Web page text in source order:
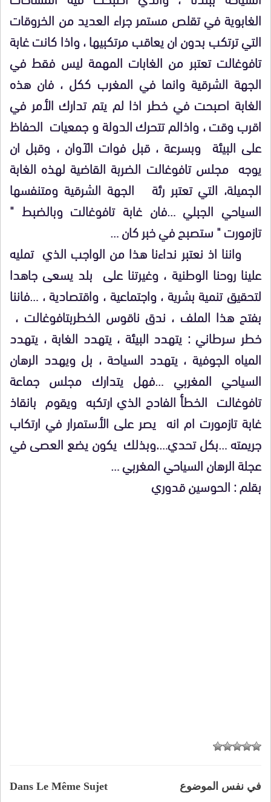
الغابوية في تقلص مستمر جراء العديد من الخروقات
التي ترتكب بدون ان يعاقب مرتكبيها ، واذا كانت غابة
تافوغالت تعتبر من الغابات المهمة ليس فقط في
الجهة الشرقية وانما في المغرب ككل ، فان هذه
الغابة اصبحت في خطر اذا لم يتم تدارك الأمر في
اقرب وقت ، واذالم تتحرك الدولة و جمعيات الحفاظ
على البيئة وبسرعة ، قبل فوات الآوان ، وقبل ان
يوجه مجلس تافوغالت الضربة القاضية لهذه الغابة
الجميلة، التي تعتبر رئة الجهة الشرقية ومتنفسها
السياحي الجبلي …فان غابة تافوغالت وبالضبط "
تازمورت " ستصبح في خبر كان …
واننا اذ نعتبر نداءنا هذا من الواجب الذي تمليه
علينا روحنا الوطنية ، وغيرتنا على بلد يسعى جاهدا
لتحقيق تنمية بشرية ، واجتماعية ، واقتصادية ، …فاننا
بفتح هذا الملف ، ندق ناقوس الخطربتافوغالت ،
خطر سرطاني : يتهدد البيئة ، يتهدد الغابة ، يتهدد
المياه الجوفية ، يتهدد السياحة ، بل ويهدد الرهان
السياحي المغربي …فهل يتدارك مجلس جماعة
تافوغالت الخطأ الفادح الذي ارتكبه ويقوم بانقاذ
غابة تازمورت ام انه يصر على الأستمرار في ارتكاب
جريمته …بكل تحدي….وبذلك يكون يضع العصى في
عجلة الرهان السياحي المغربي …
بقلم : الحوسين قدوري
Dans Le Même Sujet في نفس الموضوع